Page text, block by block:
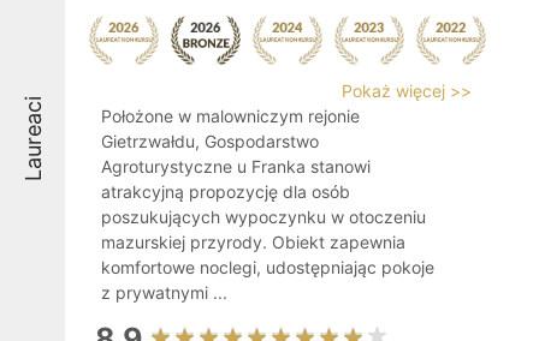
Laureaci
Pokaż więcej >>
Położone w malowniczym rejonie
Gietrzwałdu, Gospodarstwo
Agroturystyczne u Franka stanowi
atrakcyjną propozycję dla osób
poszukujących wypoczynku w otoczeniu
mazurskiej przyrody. Obiekt zapewnia
komfortowe noclegi, udostępniając pokoje
z prywatnymi ...